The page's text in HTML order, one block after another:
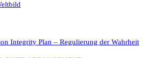
Integrity Plan – Regulierung der Wahrheit